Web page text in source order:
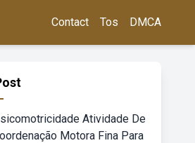
Contact Tos DMCA
Atividade De
Motora Fina Para